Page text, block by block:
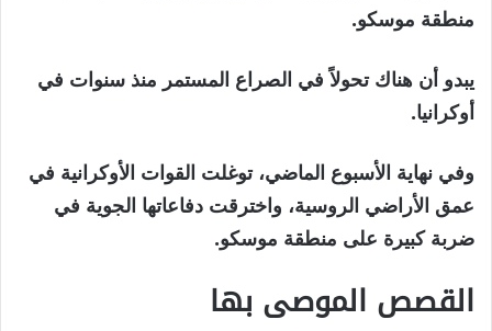
منطقة موسكو.
يبدو أن هناك تحولاً في الصراع المستمر منذ سنوات في
أوكرانيا.
وفي نهاية الأسبوع الماضي، توغلت القوات الأوكرانية في
عمق الأراضي الروسية، واخترقت دفاعاتها الجوية في
ضربة كبيرة على منطقة موسكو.
القصص الموصى بها